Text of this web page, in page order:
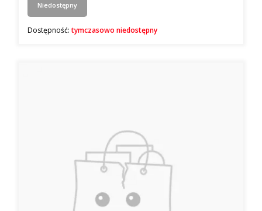
Niedostępny
Dostępność:tymczasowo niedostępny